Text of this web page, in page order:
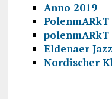
Anno 2019
PolenmARkT
polenmARkT
Eldenaer
Nordischer